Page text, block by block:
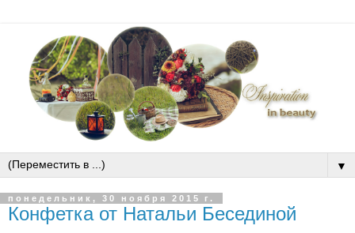
▼
понедельник, 30 ноября 2015 г.
Конфетка от Натальи Бесединой